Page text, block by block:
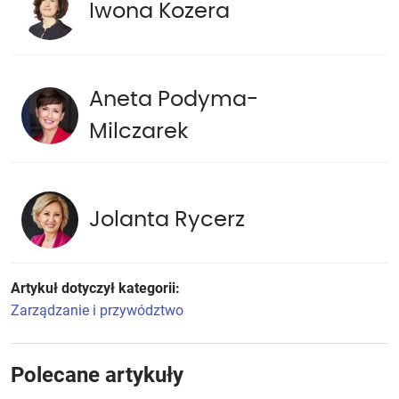
Iwona Kozera
Aneta Podyma-
Milczarek
Jolanta Rycerz
Artykuł dotyczył kategorii:
Zarządzanie i przywództwo
Polecane artykuły